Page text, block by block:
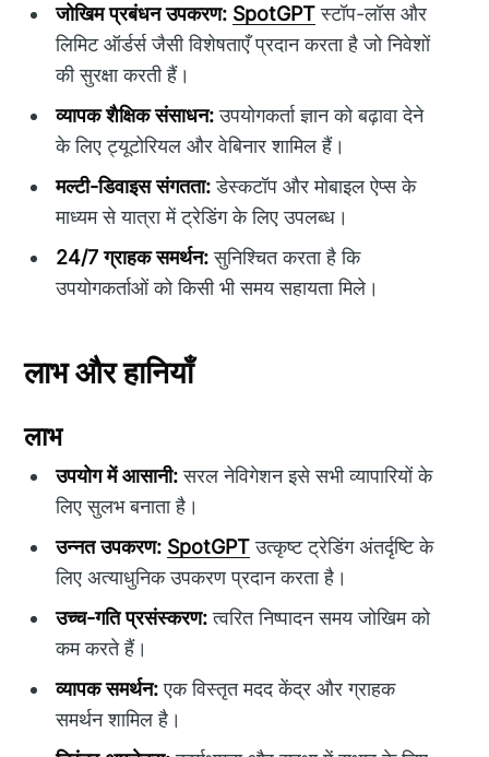
जोखिम प्रबंधन उपकरण: SpotGPTस्टॉप-लॉस और
लिमिट ऑर्डर्स जैसी विशेषताएँ प्रदान करता है जो निवेशों
की सुरक्षा करती हैं।
व्यापक शैक्षिक संसाधन:उपयोगकर्ता ज्ञान को बढ़ावा देने
के लिए ट्यूटोरियल और वेबिनार शामिल हैं।
मल्टी-डिवाइस संगतता:डेस्कटॉप और मोबाइल ऐप्स के
माध्यम से यात्रा में ट्रेडिंग के लिए उपलब्ध।
24/7 ग्राहक समर्थन:सुनिश्चित करता है कि
उपयोगकर्ताओं को किसी भी समय सहायता मिले।
लाभ और हानियाँ
लाभ
उपयोग में आसानी:सरल नेविगेशन इसे सभी व्यापारियों के
लिए सुलभ बनाता है।
उन्नत उपकरण: SpotGPTउत्कृष्ट ट्रेडिंग अंतर्दृष्टि के
लिए अत्याधुनिक उपकरण प्रदान करता है।
उच्च-गति प्रसंस्करण:त्वरित निष्पादन समय जोखिम को
कम करते हैं।
व्यापक समर्थन:एक विस्तृत मदद केंद्र और ग्राहक
समर्थन शामिल है।